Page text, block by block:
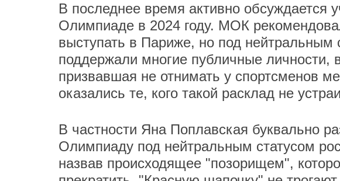
В последнее время активно обсуждается
Олимпиаде в 2024 году. МОК
выступать в Париже, но под нейтральным
поддержали многие публичные личности,
призвавшая не отнимать у спортсменов
оказались те, кого такой расклад не
В частности Яна Поплавская буквально
Олимпиаду под нейтральным статусом
назвав происходящее "позорищем",